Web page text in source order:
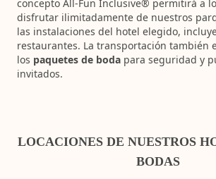
concepto All-Fun Inclusive® permitirá a
disfrutar ilimitadamente de nuestros
las instalaciones del hotel elegido,
restaurantes. La transportación también
los paquetes de boda para seguridad y
invitados.
LOCACIONES DE NUESTROS
BODAS